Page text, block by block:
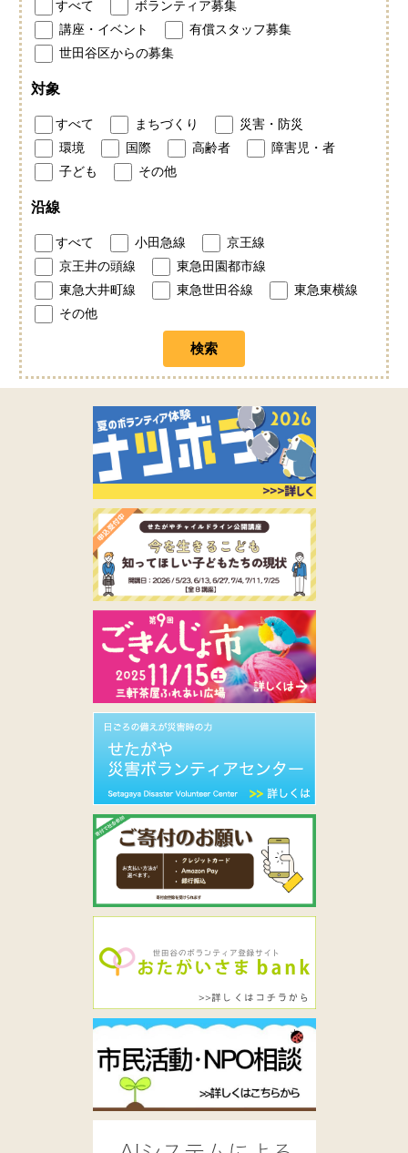
すべて
ボランティア募集
講座・イベント
有償スタッフ募集
世田谷区からの募集
対象
すべて まちづくり
災害・防災
環境
国際 高齢者
障害児・者
子ども
その他
沿線
すべて 小田急線
京王線
京王井の頭線
東急田園都市線
東急大井町線
東急世田谷線
東急東横線
その他